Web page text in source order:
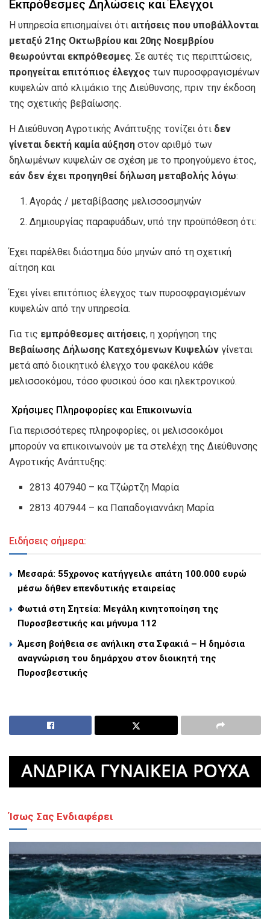
Εκπρόθεσμες Δηλώσεις και Έλεγχοι
Η υπηρεσία επισημαίνει ότι αιτήσεις που υποβάλλονται
μεταξύ 21ης Οκτωβρίου και 20ης Νοεμβρίου
θεωρούνται εκπρόθεσμες. Σε αυτές τις περιπτώσεις,
προηγείται επιτόπιος έλεγχος των πυροσφραγισμένων
κυψελών από κλιμάκιο της Διεύθυνσης, πριν την έκδοση
της σχετικής βεβαίωσης.
Η Διεύθυνση Αγροτικής Ανάπτυξης τονίζει ότι δεν
γίνεται δεκτή καμία αύξηση στον αριθμό των
δηλωμένων κυψελών σε σχέση με το προηγούμενο έτος,
εάν δεν έχει προηγηθεί δήλωση μεταβολής λόγω:
Αγοράς / μεταβίβασης μελισσοσμηνών
Δημιουργίας παραφυάδων, υπό την προϋπόθεση ότι:
Έχει παρέλθει διάστημα δύο μηνών από τη σχετική
αίτηση και
Έχει γίνει επιτόπιος έλεγχος των πυροσφραγισμένων
κυψελών από την υπηρεσία.
Για τις εμπρόθεσμες αιτήσεις, η χορήγηση της
Βεβαίωσης Δήλωσης Κατεχόμενων Κυψελών γίνεται
μετά από διοικητικό έλεγχο του φακέλου κάθε
μελισσοκόμου, τόσο φυσικού όσο και ηλεκτρονικού.
Χρήσιμες Πληροφορίες και Επικοινωνία
Για περισσότερες πληροφορίες, οι μελισσοκόμοι
μπορούν να επικοινωνούν με τα στελέχη της Διεύθυνσης
Αγροτικής Ανάπτυξης:
2813 407940 – κα Τζώρτζη Μαρία
2813 407944 – κα Παπαδογιαννάκη Μαρία
Ειδήσεις σήμερα:
Μεσαρά: 55χρονος κατήγγειλε απάτη 100.000 ευρώ
μέσω δήθεν επενδυτικής εταιρείας
Φωτιά στη Σητεία: Μεγάλη κινητοποίηση της
Πυροσβεστικής και μήνυμα 112
Άμεση βοήθεια σε ανήλικη στα Σφακιά – Η δημόσια
αναγνώριση του δημάρχου στον διοικητή της
Πυροσβεστικής
Ίσως Σας Ενδιαφέρει